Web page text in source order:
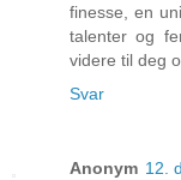
finesse, en
talenter og
videre til deg
Svar
Anonym 12.